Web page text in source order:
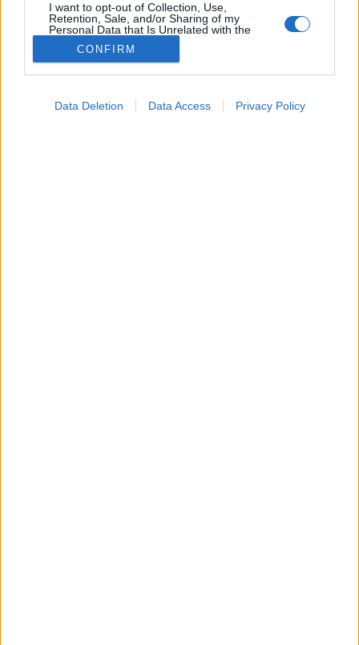
I want to opt-out of Collection, Use,
Retention, Sale, and/or Sharing of my
Personal Data that Is Unrelated with the
Purposes for which it was collected.
Opted Out
CONFIRM
Data Deletion Data Access Privacy Policy
2025. április 08. 23:36
Módosítva: 2026. április 27. 11:45